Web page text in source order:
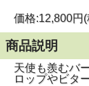
価格:12,800円
商品説明
天使も羨むバ
ロップやビタ